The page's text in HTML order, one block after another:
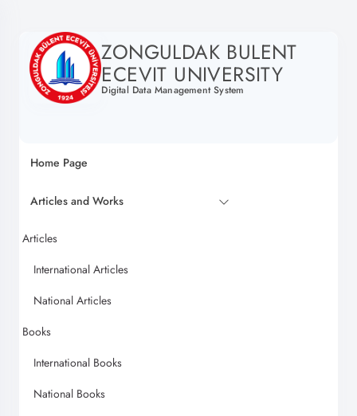
ZONGULDAK BULENT
ECEVIT UNIVERSITY
Digital Data Management System
Home Page
Articles and Works
Articles
International Articles
National Articles
Books
International Books
National Books